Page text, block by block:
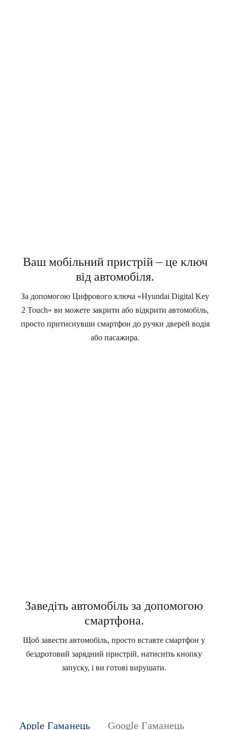
Ваш мобільний пристрій – це ключ
від автомобіля.
За допомогою Цифрового ключа «Hyundai Digital Key
2 Touch» ви можете закрити або відкрити автомобіль,
просто притиснувши смартфон до ручки дверей водія
або пасажира.
Заведіть автомобіль за допомогою
смартфона.
Щоб завести автомобіль, просто вставте смартфон у
бездротовий зарядний пристрій, натисніть кнопку
запуску, і ви готові вирушати.
Apple Гаманець Google Гаманець